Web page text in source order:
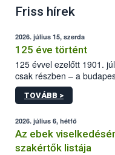
Friss hírek
2026. július 15, szerda
125 éve történt
125 évvel ezelőtt 1901.
csak részben – a
állomás a Kis Rókus utca
tervezett új épületébe.
TOVÁBB >
2026. július 6, hétfő
Az ebek
szakértők listája